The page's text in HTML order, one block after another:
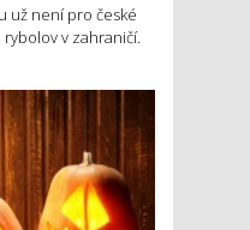
už není pro české
v zahraničí.